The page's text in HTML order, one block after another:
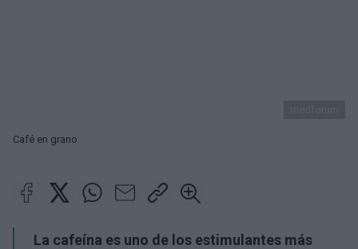
Café en grano
La cafeína es uno de los estimulantes más